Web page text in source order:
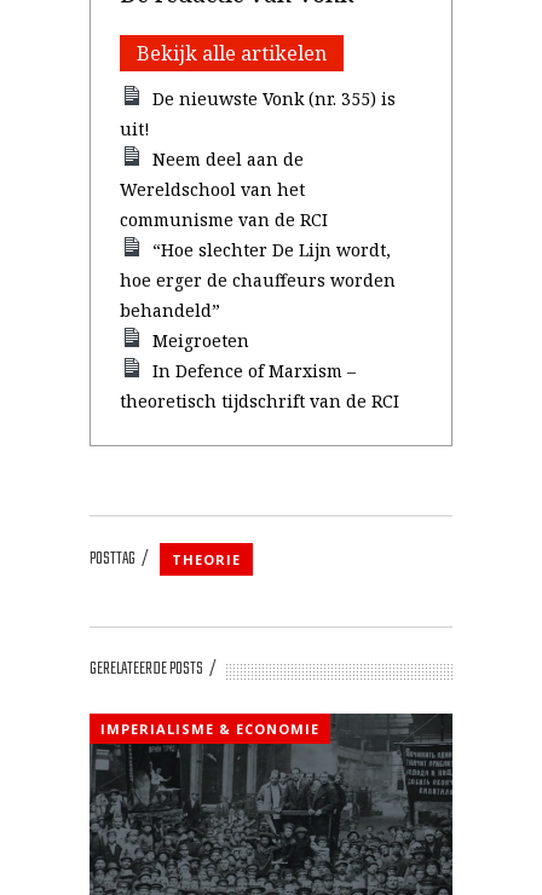
Bekijk alle artikelen
De nieuwste Vonk (nr. 355) is
uit!
Neem deel aan de
Wereldschool van het
communisme van de RCI
“Hoe slechter De Lijn wordt,
hoe erger de chauffeurs worden
behandeld”
Meigroeten
In Defence of Marxism –
theoretisch tijdschrift van de RCI
POSTTAG THEORIE
GERELATEERDE POSTS
IMPERIALISME & ECONOMIE